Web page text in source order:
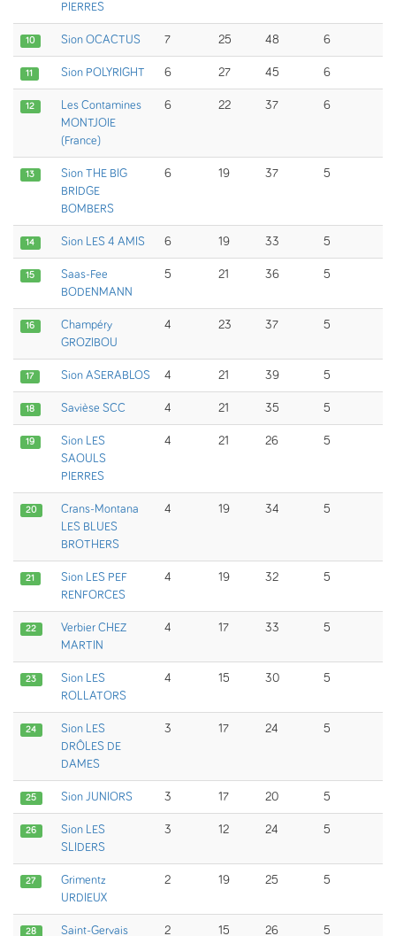
PIERRES
10 Sion OCACTUS 7 25 48 6
11 Sion POLYRIGHT 6 27 45 6
12
Les Contamines
MONTJOIE
(France)
6 22 37 6
13
Sion THE BIG
BRIDGE
BOMBERS
6 19 37 5
14 Sion LES 4 AMIS 6 19 33 5
15
Saas-Fee
BODENMANN
5 21 36 5
16
Champéry
GROZIBOU
4 23 37 5
17 Sion ASERABLOS 4 21 39 5
18 Savièse SCC 4 21 35 5
19
Sion LES
SAOULS
PIERRES
4 21 26 5
20
Crans-Montana
LES BLUES
BROTHERS
4 19 34 5
21
Sion LES PEF
RENFORCES
4 19 32 5
22
Verbier CHEZ
MARTIN
4 17 33 5
23
Sion LES
ROLLATORS
4 15 30 5
24
Sion LES
DRÔLES DE
DAMES
3 17 24 5
25 Sion JUNIORS 3 17 20 5
26
Sion LES
SLIDERS
3 12 24 5
27
Grimentz
URDIEUX
2 19 25 5
28 Saint-Gervais 2 15 26 5